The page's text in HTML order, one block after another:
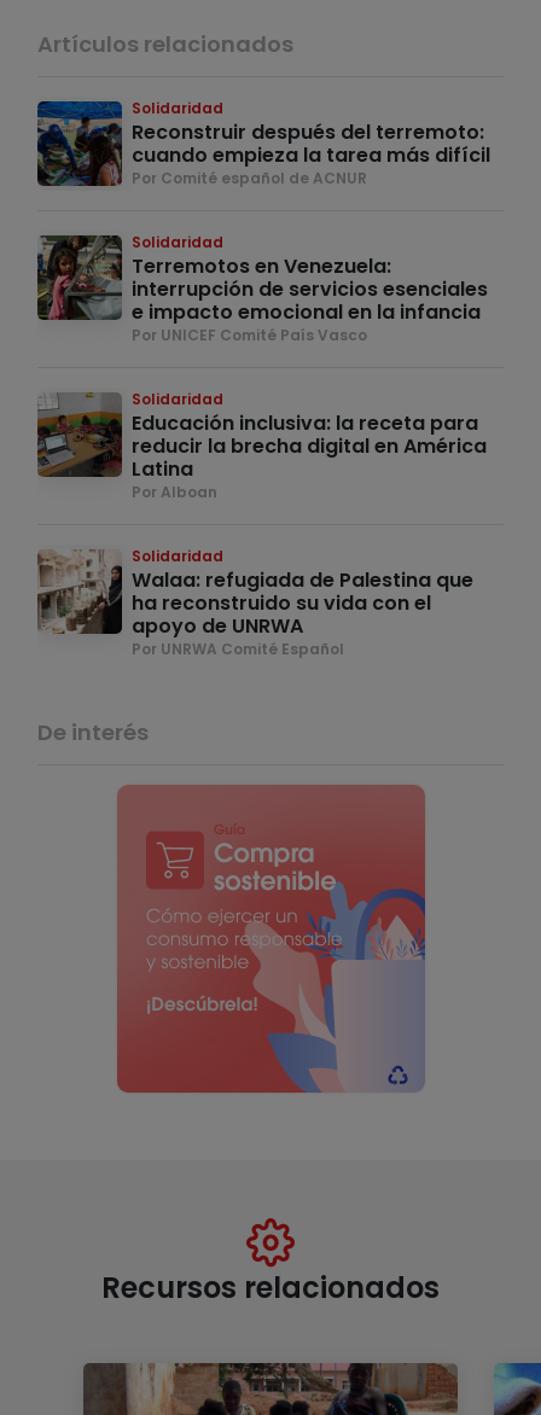
Artículos relacionados
Solidaridad
Reconstruir después del terremoto:
cuando empieza la tarea más difícil
Por Comité español de ACNUR
Solidaridad
Terremotos en Venezuela:
interrupción de servicios esenciales
e impacto emocional en la infancia
Por UNICEF Comité País Vasco
Solidaridad
Educación inclusiva: la receta para
reducir la brecha digital en América
Latina
Por Alboan
Solidaridad
Walaa: refugiada de Palestina que
ha reconstruido su vida con el
apoyo de UNRWA
Por UNRWA Comité Español
De interés
Recursos relacionados